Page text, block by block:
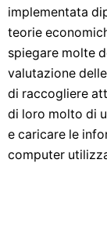
implementata
teorie
spiegare molte
valutazione
di raccogliere
di loro molto di
e caricare le
computer